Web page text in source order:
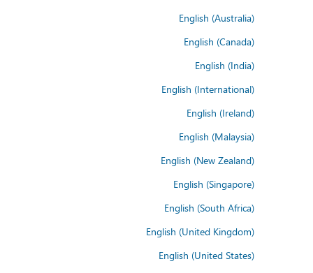
English (Australia)
English (Canada)
English (India)
English (International)
English (Ireland)
English (Malaysia)
English (New Zealand)
English (Singapore)
English (South Africa)
English (United Kingdom)
English (United States)